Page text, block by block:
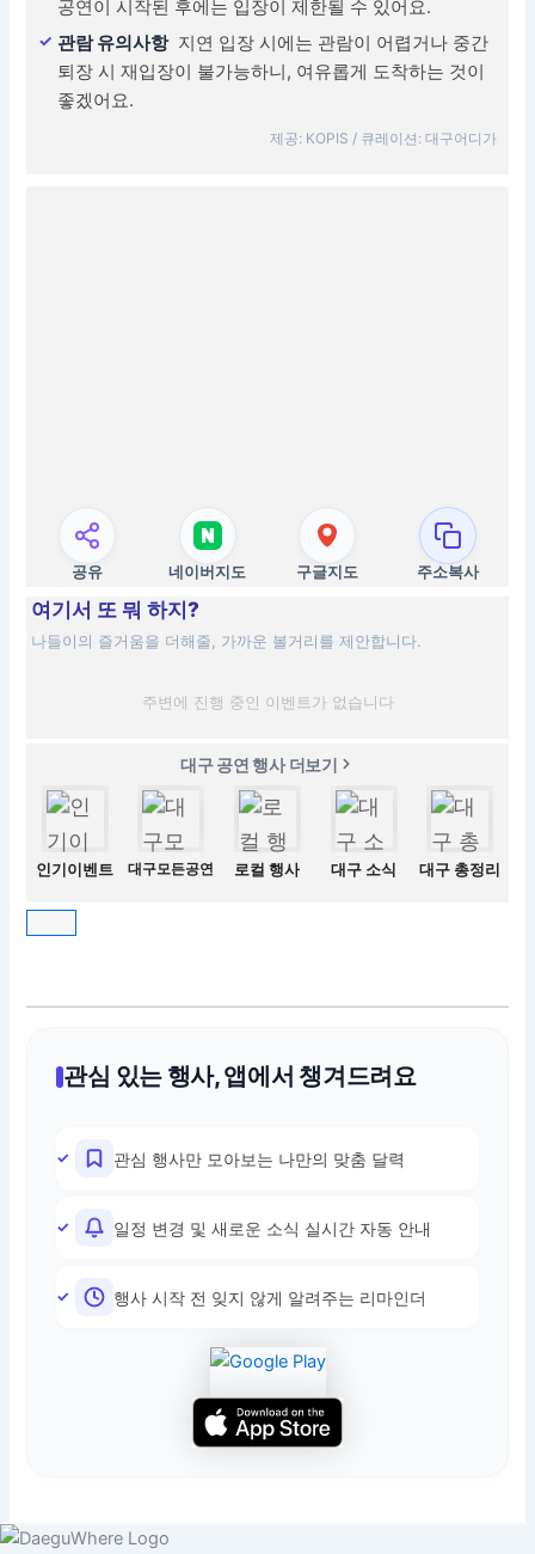
공연이 시작된 후에는 입장이 제한될 수 있어요.
관람 유의사항 지연 입장 시에는 관람이 어렵거나 중간
퇴장 시 재입장이 불가능하니, 여유롭게 도착하는 것이
좋겠어요.
제공: KOPIS / 큐레이션: 대구어디가
공유 네이버지도 구글지도 주소복사
여기서 또 뭐 하지?
나들이의 즐거움을 더해줄, 가까운 볼거리를 제안합니다.
주변에 진행 중인 이벤트가 없습니다
대구 공연 행사 더보기
인기이벤트 대구모든공연 로컬 행사 대구 소식 대구 총정리
관심 있는 행사, 앱에서 챙겨드려요
관심 행사만 모아보는 나만의 맞춤 달력
일정 변경 및 새로운 소식 실시간 자동 안내
행사 시작 전 잊지 않게 알려주는 리마인더